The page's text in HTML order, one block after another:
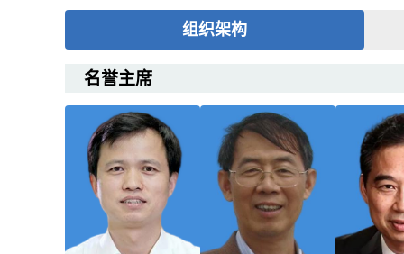
组织架构
名誉主席